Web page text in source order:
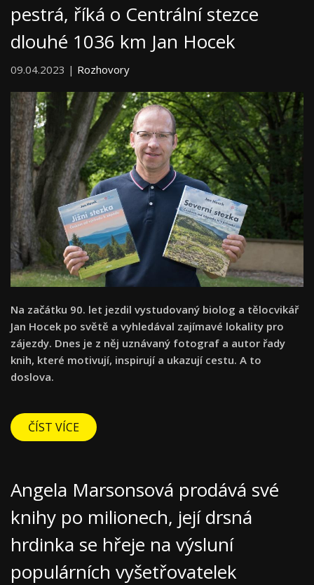
pestrá, říká o Centrální stezce
dlouhé 1036 km Jan Hocek
09.04.2023 | Rozhovory
Na začátku 90. let jezdil vystudovaný biolog a tělocvikář
Jan Hocek po světě a vyhledával zajímavé lokality pro
zájezdy. Dnes je z něj uznávaný fotograf a autor řady
knih, které motivují, inspirují a ukazují cestu. A to
doslova.
ČÍST VÍCE
Angela Marsonsová prodává své
knihy po milionech, její drsná
hrdinka se hřeje na výsluní
populárních vyšetřovatelek